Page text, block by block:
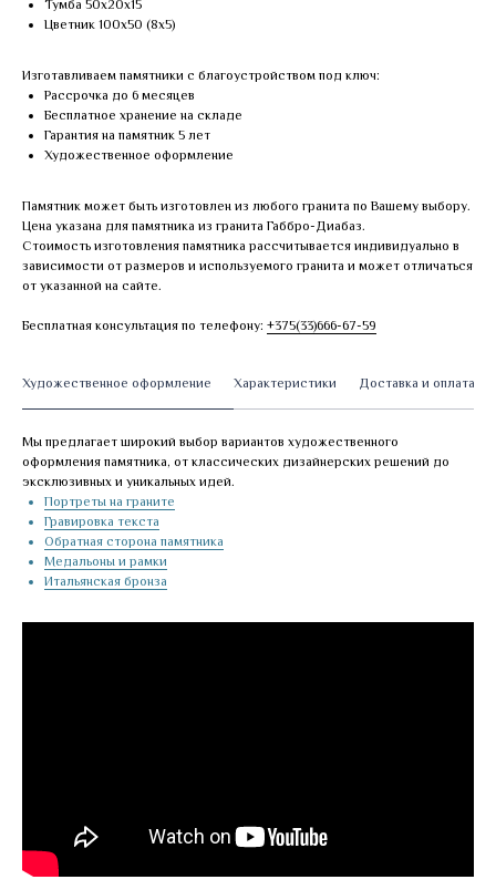
Тумба 50х20х15
Цветник 100х50 (8х5)
Изготавливаем памятники с благоустройством под ключ:
Рассрочка до 6 месяцев
Бесплатное хранение на складе
Гарантия на памятник 5 лет
Художественное оформление
Памятник может быть изготовлен из любого гранита по Вашему выбору.
Цена указана для памятника из гранита Габбро-Диабаз.
Стоимость изготовления памятника рассчитывается индивидуально в
зависимости от размеров и используемого гранита и может отличаться
от указанной на сайте.
Бесплатная консультация по телефону: +375(33)666-67-59
Художественное оформление Характеристики Доставка и оплата
Мы предлагает широкий выбор вариантов художественного
оформления памятника, от классических дизайнерских решений до
эксклюзивных и уникальных идей.
Портреты на граните
Гравировка текста
Обратная сторона памятника
Медальоны и рамки
Итальянская бронза